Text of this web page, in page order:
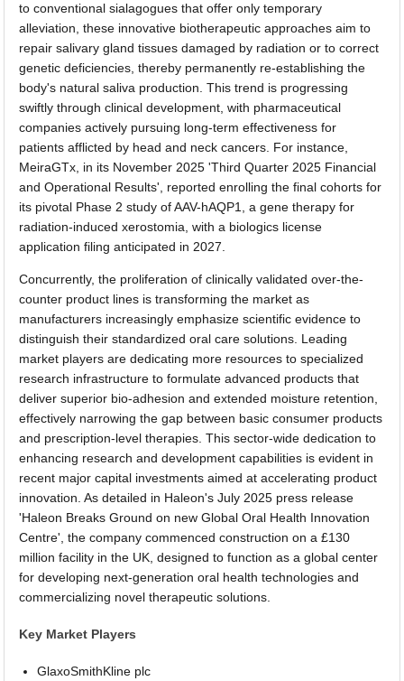
to conventional sialagogues that offer only temporary
alleviation, these innovative biotherapeutic approaches aim to
repair salivary gland tissues damaged by radiation or to correct
genetic deficiencies, thereby permanently re-establishing the
body's natural saliva production. This trend is progressing
swiftly through clinical development, with pharmaceutical
companies actively pursuing long-term effectiveness for
patients afflicted by head and neck cancers. For instance,
MeiraGTx, in its November 2025 'Third Quarter 2025 Financial
and Operational Results', reported enrolling the final cohorts for
its pivotal Phase 2 study of AAV-hAQP1, a gene therapy for
radiation-induced xerostomia, with a biologics license
application filing anticipated in 2027.
Concurrently, the proliferation of clinically validated over-the-
counter product lines is transforming the market as
manufacturers increasingly emphasize scientific evidence to
distinguish their standardized oral care solutions. Leading
market players are dedicating more resources to specialized
research infrastructure to formulate advanced products that
deliver superior bio-adhesion and extended moisture retention,
effectively narrowing the gap between basic consumer products
and prescription-level therapies. This sector-wide dedication to
enhancing research and development capabilities is evident in
recent major capital investments aimed at accelerating product
innovation. As detailed in Haleon's July 2025 press release
'Haleon Breaks Ground on new Global Oral Health Innovation
Centre', the company commenced construction on a £130
million facility in the UK, designed to function as a global center
for developing next-generation oral health technologies and
commercializing novel therapeutic solutions.
Key Market Players
GlaxoSmithKline plc